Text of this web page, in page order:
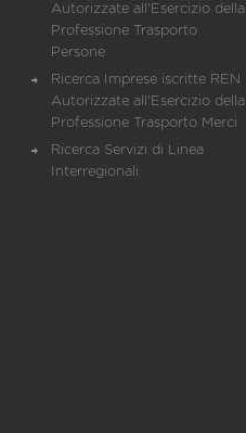
Autorizzate all'Esercizio della
Professione Trasporto
Persone
Ricerca Imprese iscritte REN
Autorizzate all'Esercizio della
Professione Trasporto Merci
Ricerca Servizi di Linea
Interregionali